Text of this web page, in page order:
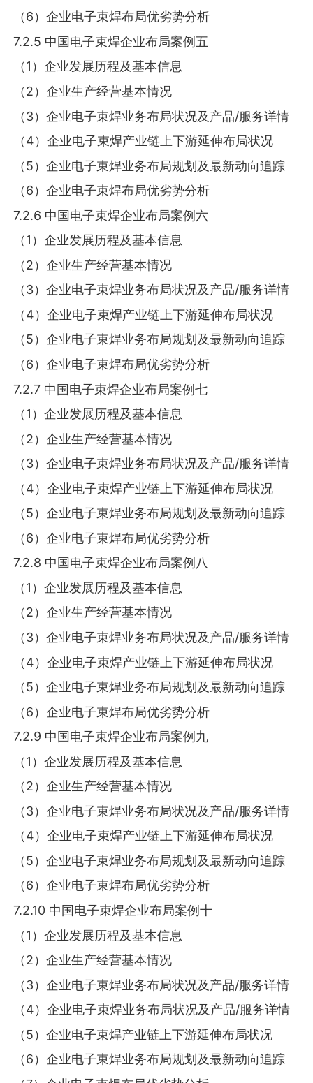
（6）企业电子束焊布局优劣势分析
7.2.5 中国电子束焊企业布局案例五
（1）企业发展历程及基本信息
（2）企业生产经营基本情况
（3）企业电子束焊业务布局状况及产品/服务详情
（4）企业电子束焊产业链上下游延伸布局状况
（5）企业电子束焊业务布局规划及最新动向追踪
（6）企业电子束焊布局优劣势分析
7.2.6 中国电子束焊企业布局案例六
（1）企业发展历程及基本信息
（2）企业生产经营基本情况
（3）企业电子束焊业务布局状况及产品/服务详情
（4）企业电子束焊产业链上下游延伸布局状况
（5）企业电子束焊业务布局规划及最新动向追踪
（6）企业电子束焊布局优劣势分析
7.2.7 中国电子束焊企业布局案例七
（1）企业发展历程及基本信息
（2）企业生产经营基本情况
（3）企业电子束焊业务布局状况及产品/服务详情
（4）企业电子束焊产业链上下游延伸布局状况
（5）企业电子束焊业务布局规划及最新动向追踪
（6）企业电子束焊布局优劣势分析
7.2.8 中国电子束焊企业布局案例八
（1）企业发展历程及基本信息
（2）企业生产经营基本情况
（3）企业电子束焊业务布局状况及产品/服务详情
（4）企业电子束焊产业链上下游延伸布局状况
（5）企业电子束焊业务布局规划及最新动向追踪
（6）企业电子束焊布局优劣势分析
7.2.9 中国电子束焊企业布局案例九
（1）企业发展历程及基本信息
（2）企业生产经营基本情况
（3）企业电子束焊业务布局状况及产品/服务详情
（4）企业电子束焊产业链上下游延伸布局状况
（5）企业电子束焊业务布局规划及最新动向追踪
（6）企业电子束焊布局优劣势分析
7.2.10 中国电子束焊企业布局案例十
（1）企业发展历程及基本信息
（2）企业生产经营基本情况
（3）企业电子束焊业务布局状况及产品/服务详情
（4）企业电子束焊业务布局状况及产品/服务详情
（5）企业电子束焊产业链上下游延伸布局状况
（6）企业电子束焊业务布局规划及最新动向追踪